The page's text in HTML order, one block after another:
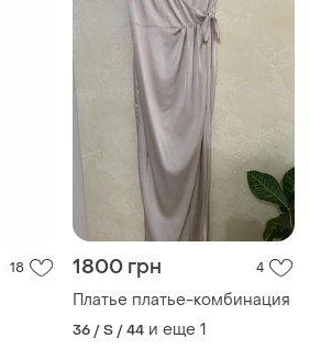
18
1800 грн 4
Платье платье-комбинация
36 / S / 44 и еще 1